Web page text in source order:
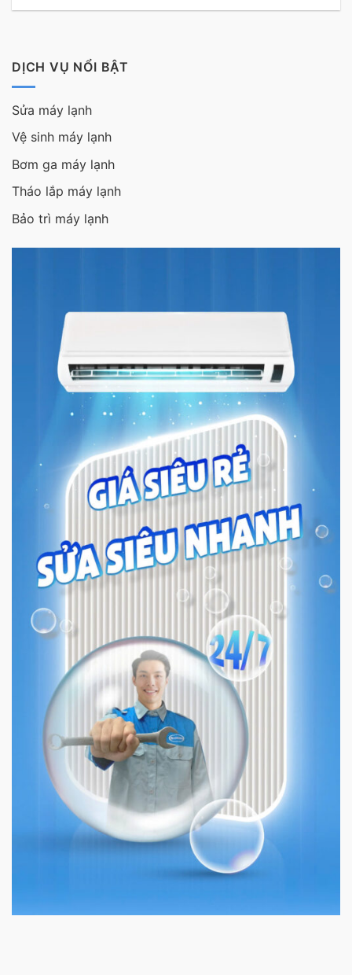
DỊCH VỤ NỔI BẬT
Sửa máy lạnh
Vệ sinh máy lạnh
Bơm ga máy lạnh
Tháo lắp máy lạnh
Bảo trì máy lạnh